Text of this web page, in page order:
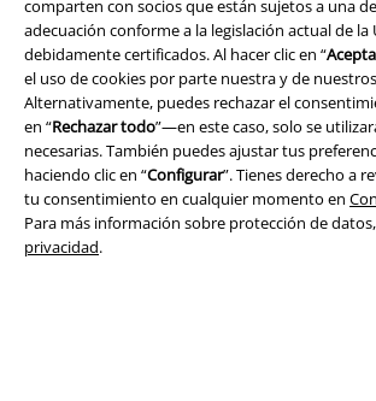
comparten con socios que están sujetos a una
adecuación conforme a la legislación actual de la
debidamente certificados. Al hacer clic en “
el uso de cookies por parte nuestra y de
Alternativamente, puedes rechazar el
en “Rechazar todo”—en este caso, solo se
necesarias. También puedes ajustar tus
haciendo clic en “Configurar”. Tienes derecho a
tu consentimiento en cualquier momento en
Para más información sobre protección de
privacidad.
Términos y Condiciones
Aviso Legal
Ley protección de datos
Eliminación de residuos y protección del
Declaración de Conformidad